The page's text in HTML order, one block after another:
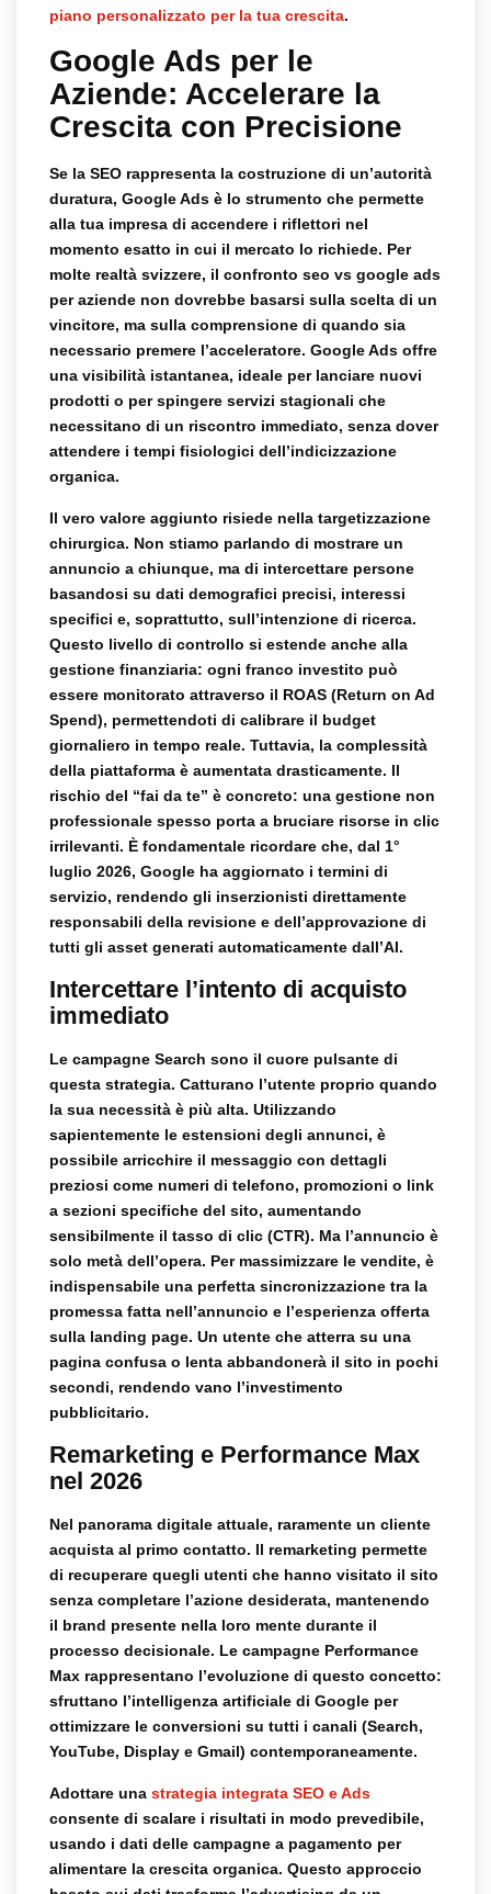
piano personalizzato per la tua crescita.
Google Ads per le
Aziende: Accelerare la
Crescita con Precisione
Se la SEO rappresenta la costruzione di un’autorità
duratura, Google Ads è lo strumento che permette
alla tua impresa di accendere i riflettori nel
momento esatto in cui il mercato lo richiede. Per
molte realtà svizzere, il confronto seo vs google ads
per aziende non dovrebbe basarsi sulla scelta di un
vincitore, ma sulla comprensione di quando sia
necessario premere l’acceleratore. Google Ads offre
una visibilità istantanea, ideale per lanciare nuovi
prodotti o per spingere servizi stagionali che
necessitano di un riscontro immediato, senza dover
attendere i tempi fisiologici dell’indicizzazione
organica.
Il vero valore aggiunto risiede nella targetizzazione
chirurgica. Non stiamo parlando di mostrare un
annuncio a chiunque, ma di intercettare persone
basandosi su dati demografici precisi, interessi
specifici e, soprattutto, sull’intenzione di ricerca.
Questo livello di controllo si estende anche alla
gestione finanziaria: ogni franco investito può
essere monitorato attraverso il ROAS (Return on Ad
Spend), permettendoti di calibrare il budget
giornaliero in tempo reale. Tuttavia, la complessità
della piattaforma è aumentata drasticamente. Il
rischio del “fai da te” è concreto: una gestione non
professionale spesso porta a bruciare risorse in clic
irrilevanti. È fondamentale ricordare che, dal 1°
luglio 2026, Google ha aggiornato i termini di
servizio, rendendo gli inserzionisti direttamente
responsabili della revisione e dell’approvazione di
tutti gli asset generati automaticamente dall’AI.
Intercettare l’intento di acquisto
immediato
Le campagne Search sono il cuore pulsante di
questa strategia. Catturano l’utente proprio quando
la sua necessità è più alta. Utilizzando
sapientemente le estensioni degli annunci, è
possibile arricchire il messaggio con dettagli
preziosi come numeri di telefono, promozioni o link
a sezioni specifiche del sito, aumentando
sensibilmente il tasso di clic (CTR). Ma l’annuncio è
solo metà dell’opera. Per massimizzare le vendite, è
indispensabile una perfetta sincronizzazione tra la
promessa fatta nell’annuncio e l’esperienza offerta
sulla landing page. Un utente che atterra su una
pagina confusa o lenta abbandonerà il sito in pochi
secondi, rendendo vano l’investimento
pubblicitario.
Remarketing e Performance Max
nel 2026
Nel panorama digitale attuale, raramente un cliente
acquista al primo contatto. Il remarketing permette
di recuperare quegli utenti che hanno visitato il sito
senza completare l’azione desiderata, mantenendo
il brand presente nella loro mente durante il
processo decisionale. Le campagne Performance
Max rappresentano l’evoluzione di questo concetto:
sfruttano l’intelligenza artificiale di Google per
ottimizzare le conversioni su tutti i canali (Search,
YouTube, Display e Gmail) contemporaneamente.
Adottare una strategia integrata SEO e Ads
consente di scalare i risultati in modo prevedibile,
usando i dati delle campagne a pagamento per
alimentare la crescita organica. Questo approccio